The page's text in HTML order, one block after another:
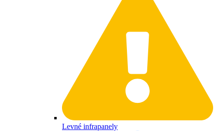
Levné infrapanely